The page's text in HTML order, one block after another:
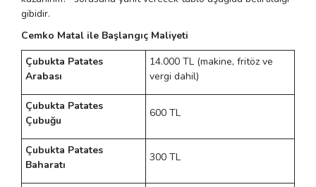
gibidir.
Cemko Matal ile Başlangıç Maliyeti
Çubukta Patates
Arabası
14.000 TL (makine, fritöz ve
vergi dahil)
Çubukta Patates
Çubuğu
600 TL
Çubukta Patates
Baharatı
300 TL